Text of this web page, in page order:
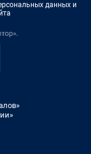
данных и